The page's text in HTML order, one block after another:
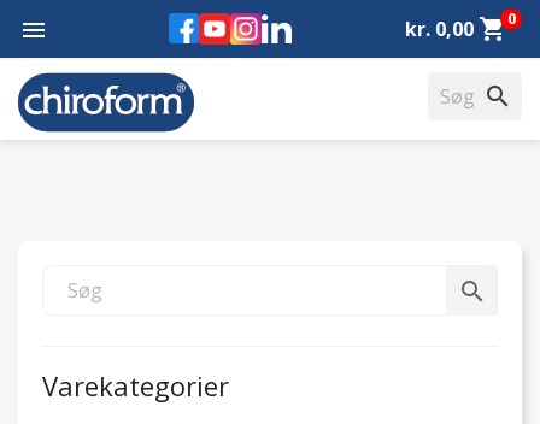
Facebook
YouTube
Instagram
LinkedIn
 kr. 0,00 shopping_cart0
search
search
Varekategorier